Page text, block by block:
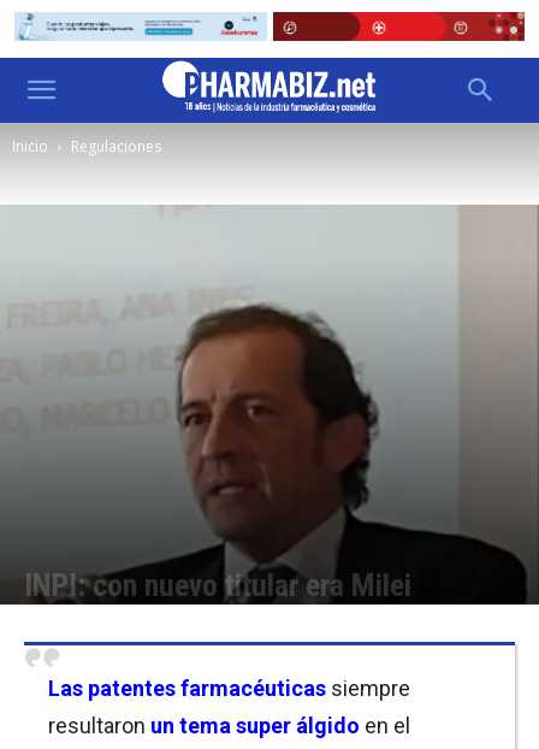
Inicio Regulaciones
INPI: con nuevo titular era Milei
Las patentes farmacéuticas siempre
resultaron un tema super álgido en el